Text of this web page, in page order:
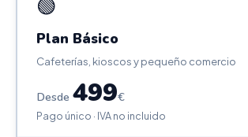
Plan Básico
Cafeterías, kioscos y pequeño comercio
Desde 499€
Pago único · IVA no incluido